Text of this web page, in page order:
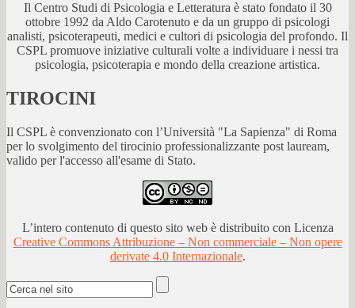
Il Centro Studi di Psicologia e Letteratura è stato fondato il 30
ottobre 1992 da Aldo Carotenuto e da un gruppo di psicologi
analisti, psicoterapeuti, medici e cultori di psicologia del profondo. Il
CSPL promuove iniziative culturali volte a individuare i nessi tra
psicologia, psicoterapia e mondo della creazione artistica.
TIROCINI
Il CSPL è convenzionato con l’Università "La Sapienza" di Roma
per lo svolgimento del tirocinio professionalizzante post lauream,
valido per l'accesso all'esame di Stato.
L’intero contenuto di questo sito web è distribuito con Licenza
Creative Commons Attribuzione – Non commerciale – Non opere
derivate 4.0 Internazionale.